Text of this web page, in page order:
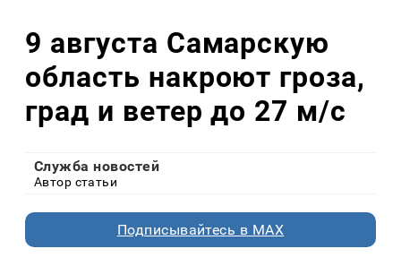
9 августа Самарскую
область накроют гроза,
град и ветер до 27 м/с
Служба новостей
Автор статьи
Подписывайтесь в MAX